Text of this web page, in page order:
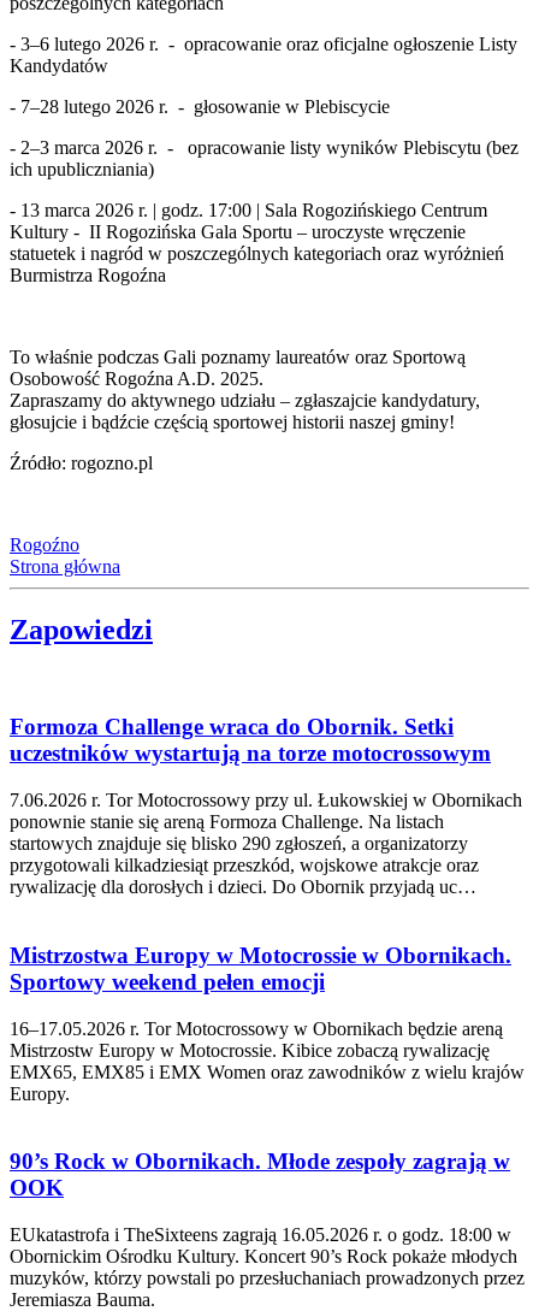
- 3–6 lutego 2026 r. - opracowanie oraz oficjalne ogłoszenie Listy
Kandydatów
- 7–28 lutego 2026 r. - głosowanie w Plebiscycie
- 2–3 marca 2026 r. - opracowanie listy wyników Plebiscytu (bez
ich upubliczniania)
- 13 marca 2026 r. | godz. 17:00 | Sala Rogozińskiego Centrum
Kultury - II Rogozińska Gala Sportu – uroczyste wręczenie
statuetek i nagród w poszczególnych kategoriach oraz wyróżnień
Burmistrza Rogoźna
To właśnie podczas Gali poznamy laureatów oraz Sportową
Osobowość Rogoźna A.D. 2025.
Zapraszamy do aktywnego udziału – zgłaszajcie kandydatury,
głosujcie i bądźcie częścią sportowej historii naszej gminy!
Źródło: rogozno.pl
Rogoźno
Strona główna
Zapowiedzi
Formoza Challenge wraca do Obornik. Setki
uczestników wystartują na torze motocrossowym
7.06.2026 r. Tor Motocrossowy przy ul. Łukowskiej w Obornikach
ponownie stanie się areną Formoza Challenge. Na listach
startowych znajduje się blisko 290 zgłoszeń, a organizatorzy
przygotowali kilkadziesiąt przeszkód, wojskowe atrakcje oraz
rywalizację dla dorosłych i dzieci. Do Obornik przyjadą uc…
Mistrzostwa Europy w Motocrossie w Obornikach.
Sportowy weekend pełen emocji
16–17.05.2026 r. Tor Motocrossowy w Obornikach będzie areną
Mistrzostw Europy w Motocrossie. Kibice zobaczą rywalizację
EMX65, EMX85 i EMX Women oraz zawodników z wielu krajów
Europy.
90’s Rock w Obornikach. Młode zespoły zagrają w
OOK
EUkatastrofa i TheSixteens zagrają 16.05.2026 r. o godz. 18:00 w
Obornickim Ośrodku Kultury. Koncert 90’s Rock pokaże młodych
muzyków, którzy powstali po przesłuchaniach prowadzonych przez
Jeremiasza Bauma.